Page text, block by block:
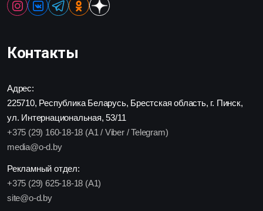
Контакты
Адрес:
225710, Республика Беларусь, Брестская область, г. Пинск,
ул. Интернациональная, 53/11
+375 (29) 160-18-18 (A1 / Viber / Telegram)
media@o-d.by
Рекламный отдел:
+375 (29) 625-18-18 (A1)
site@o-d.by